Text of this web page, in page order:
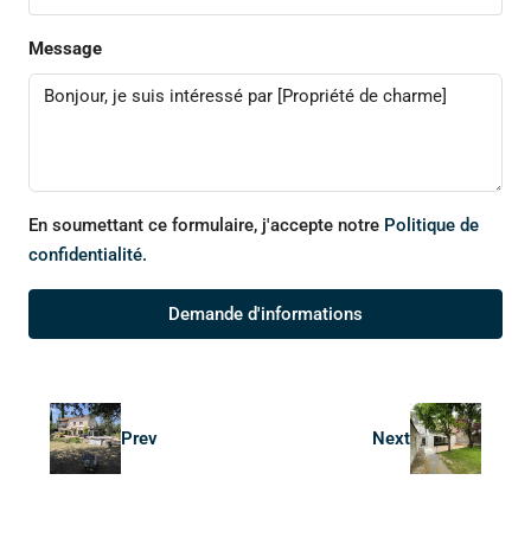
Message
En soumettant ce formulaire, j'accepte notre Politique de
confidentialité.
Demande d'informations
Prev Next